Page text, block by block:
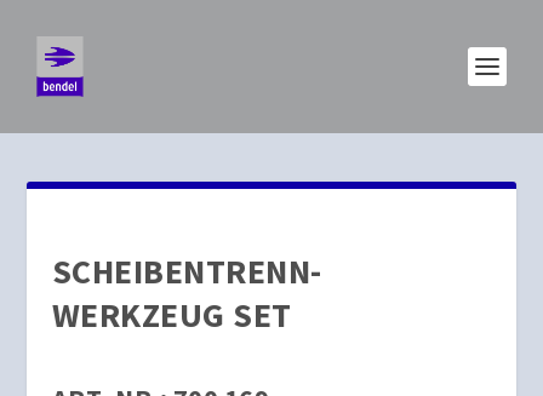
SCHEIBENTRENN-
WERKZEUG SET